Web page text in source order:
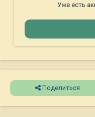
Уже есть
Поделиться